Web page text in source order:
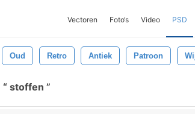
Vectoren Foto‘s Video PSD
Oud Retro Antiek Patroon
stoffen